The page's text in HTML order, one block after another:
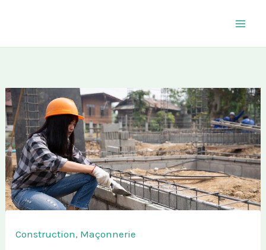
Construction, Maçonnerie